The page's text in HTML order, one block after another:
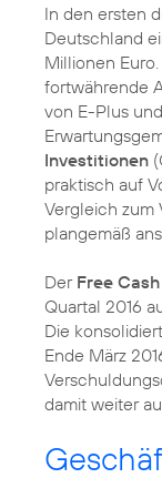
In den ersten
Deutschland
Millionen
fortwährende
von E-Plus
Investitionen
praktisch auf
Vergleich zum
plangemäß
Der Free
Quartal 2016
Die
Ende März
damit weiter